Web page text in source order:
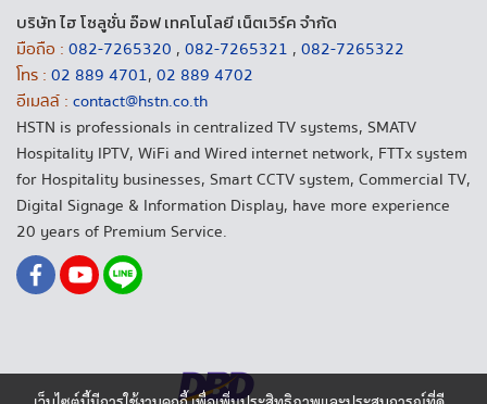
บริษัท ไฮ โซลูชั่น อ๊อฟ เทคโนโลยี เน็ตเวิร์ค จำกัด
มือถือ : 082-7265320 , 082-7265321 , 082-7265322
โทร : 02 889 4701, 02 889 4702
อีเมลล์ : contact@hstn.co.th
HSTN is professionals in centralized TV systems, SMATV
Hospitality IPTV, WiFi and Wired internet network, FTTx system
for Hospitality businesses, Smart CCTV system, Commercial TV,
Digital Signage & Information Display, have more experience
20 years of Premium Service.